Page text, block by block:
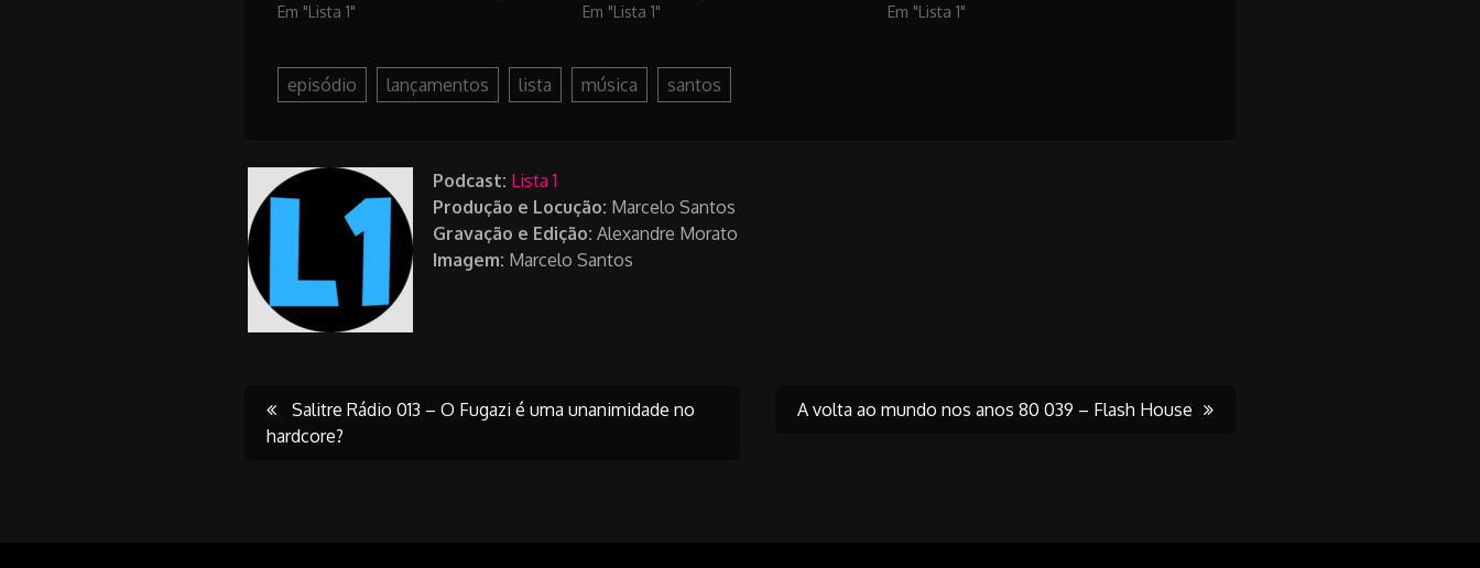
Em "Lista 1"
Em "Lista 1"
Em "Lista 1"
episódio lançamentos lista música santos
Podcast: Lista 1
Produção e Locução: Marcelo Santos
Gravação e Edição: Alexandre Morato
Imagem: Marcelo Santos
Post
Salitre Rádio 013 – O Fugazi é uma unanimidade no
hardcore?
A volta ao mundo nos anos 80 039 – Flash House